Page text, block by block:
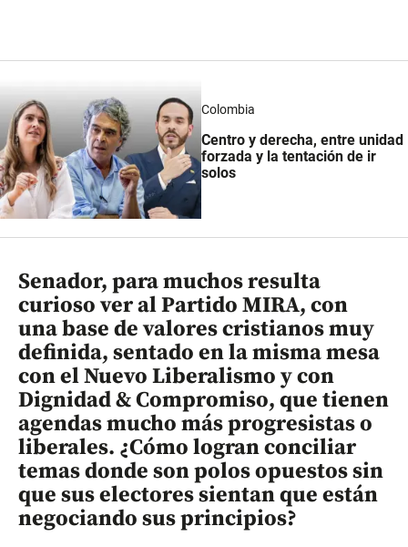
Colombia
Centro y derecha, entre unidad
forzada y la tentación de ir
solos
Senador, para muchos resulta
curioso ver al Partido MIRA, con
una base de valores cristianos muy
definida, sentado en la misma mesa
con el Nuevo Liberalismo y con
Dignidad & Compromiso, que tienen
agendas mucho más progresistas o
liberales. ¿Cómo logran conciliar
temas donde son polos opuestos sin
que sus electores sientan que están
negociando sus principios?